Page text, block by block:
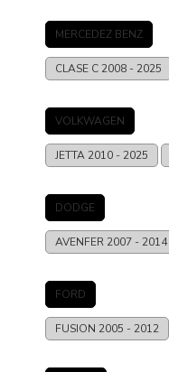
MERCEDEZ BENZ
CLASE C 2008 - 2025
VOLKWAGEN
JETTA 2010 - 2025
DODGE
AVENFER 2007 - 2014
FORD
FUSION 2005 - 2012